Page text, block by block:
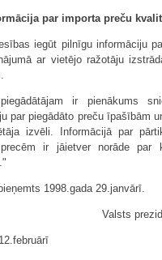
par importa preču
iegūt pilnīgu informāciju
ar vietējo ražotāju
ir pienākums
par piegādāto preču īpašībām
izvēli. Informācijā par
ir jāietver norāde par
1998.gada 29.janvārī.
Valsts